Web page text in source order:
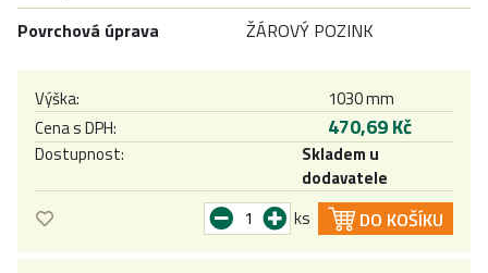
Povrchová úprava
ŽÁROVÝ POZINK
Výška:
1030 mm
Cena s DPH:
470,69 Kč
Dostupnost:
Skladem u
dodavatele
ks
DO KOŠÍKU